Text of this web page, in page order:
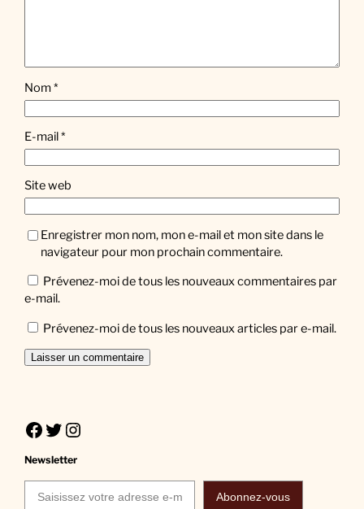
Nom*
E-mail*
Site web
Enregistrer mon nom, mon e-mail et mon site dans le
navigateur pour mon prochain commentaire.
Prévenez-moi de tous les nouveaux commentaires par
e-mail.
Prévenez-moi de tous les nouveaux articles par e-mail.
Facebook Twitter Instagram
Newsletter
Saisissez votre adresse e-mail…
Abonnez-vous